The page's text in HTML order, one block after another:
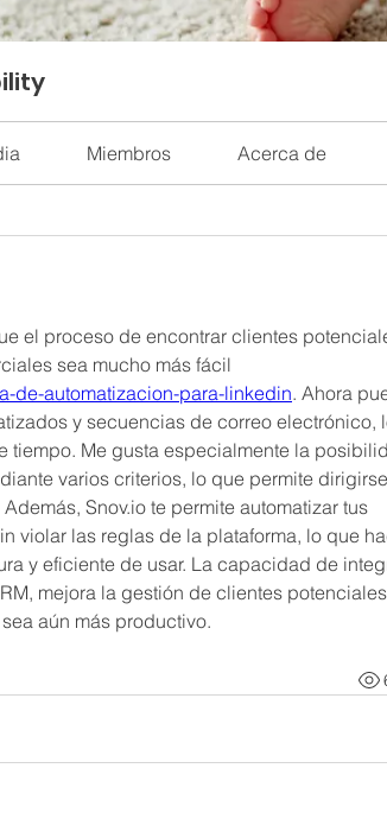
Miembros Acerca de
el proceso de encontrar clientes
de-automatizacion-para-linkedin. Ahora
y secuencias de correo electrónico,
tiempo. Me gusta especialmente la
varios criterios, lo que permite
Snov.io te permite automatizar tus
violar las reglas de la plataforma, lo que
y eficiente de usar. La capacidad de
mejora la gestión de clientes
aún más productivo.